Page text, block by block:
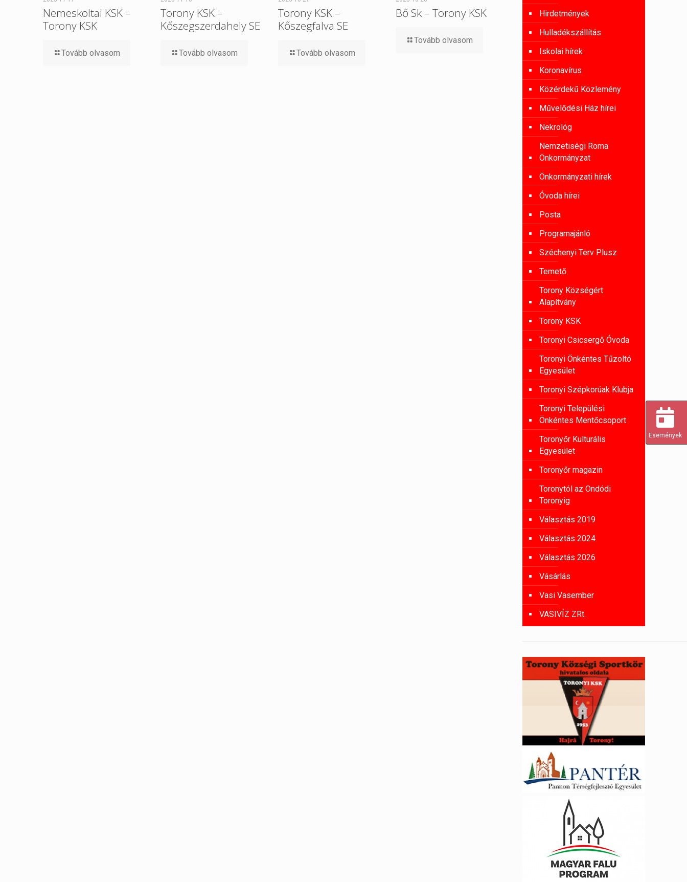
Nemeskoltai KSK –
Torony KSK
Tovább olvasom
Torony KSK –
Kőszegszerdahely SE
Tovább olvasom
Torony KSK –
Kőszegfalva SE
Tovább olvasom
Bő Sk – Torony KSK
Tovább olvasom
Hirdetmények
Hulladékszállítás
Iskolai hírek
Koronavírus
Közérdekű Közlemény
Művelődési Ház hírei
Nekrológ
Nemzetiségi Roma
Önkormányzat
Önkormányzati hírek
Óvoda hírei
Posta
Programajánló
Széchenyi Terv Plusz
Temető
Torony Községért
Alapítvány
Torony KSK
Toronyi Csicsergő Óvoda
Toronyi Önkéntes Tűzoltó
Egyesület
Toronyi Szépkorúak Klubja
Toronyi Települési
Önkéntes Mentőcsoport
Toronyőr Kulturális
Egyesület
Toronyőr magazin
Toronytól az Ondódi
Toronyig
Választás 2019
Választás 2024
Választás 2026
Vásárlás
Vasi Vasember
VASIVÍZ ZRt.
Események